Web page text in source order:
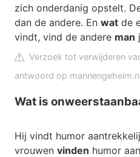
zich onderdanig opstelt.
dan de andere. En wat de
vindt, vind de andere man
Verzoek tot verwijderen
antwoord op
Wat is
Hij vindt humor
vrouwen vinden humor